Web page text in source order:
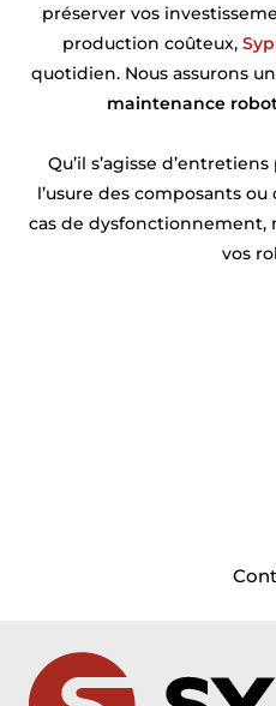
préserver vos
production coûteux,
quotidien. Nous assurons
maintenance
Qu’il s’agisse
l’usure des composants
cas de dysfonctionnement,
vos